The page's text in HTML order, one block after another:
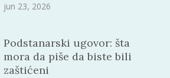
jun 23, 2026
Podstanarski ugovor: šta
mora da piše da biste bili
zaštićeni